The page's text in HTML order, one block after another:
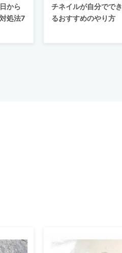
から
処法7
チネイルが自分ででき
るおすすめのやり方